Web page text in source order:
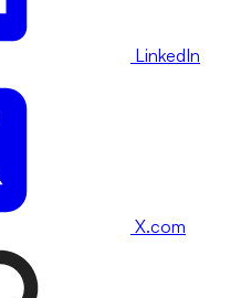
LinkedIn
X.com